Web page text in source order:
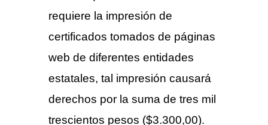
requiere la impresión de
certificados tomados de páginas
web de diferentes entidades
estatales, tal impresión causará
derechos por la suma de tres mil
trescientos pesos ($3.300,00).